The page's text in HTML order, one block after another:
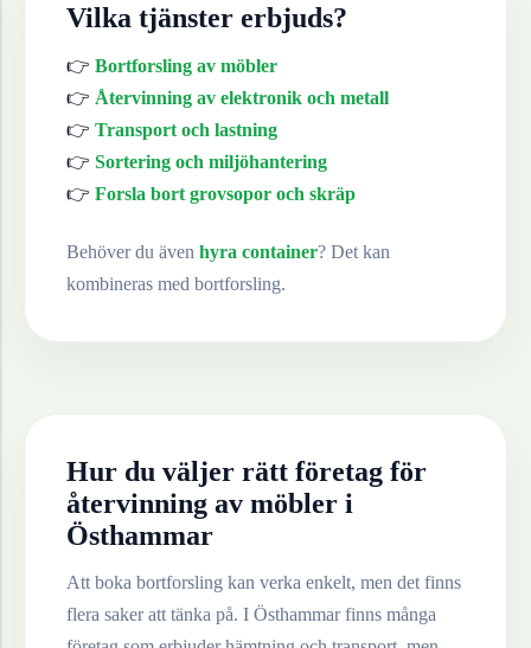
Vilka tjänster erbjuds?
👉 Bortforsling av möbler
👉 Återvinning av elektronik och metall
👉 Transport och lastning
👉 Sortering och miljöhantering
👉 Forsla bort grovsopor och skräp
Behöver du även hyra container? Det kan
kombineras med bortforsling.
Hur du väljer rätt företag för
återvinning av möbler i
Östhammar
Att boka bortforsling kan verka enkelt, men det finns
flera saker att tänka på. I Östhammarfinns många